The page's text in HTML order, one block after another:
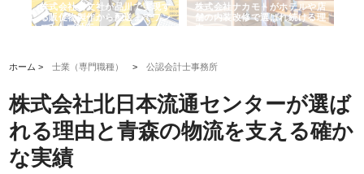
株式会社耕文社が品川で実現す
る販促物製作から配送までワン
ストップ対応
株式会社ナカモトがホテルや店
舗の内装改修で選ばれ続ける理
由
ホーム >士業（専門職種） >公認会計士事務所
株式会社北日本流通センターが選ば
れる理由と青森の物流を支える確か
な実績